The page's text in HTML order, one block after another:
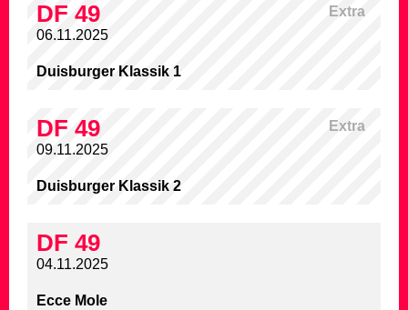
Extra
DF 49
06.11.2025
Duisburger Klassik 1
Extra
DF 49
09.11.2025
Duisburger Klassik 2
DF 49
04.11.2025
Ecce Mole